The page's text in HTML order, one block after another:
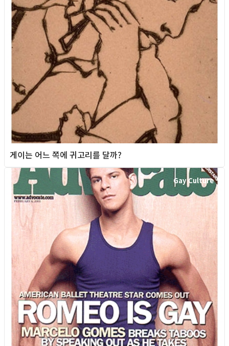
게이는 어느 쪽에 귀고리를 달까?
Gay Culture